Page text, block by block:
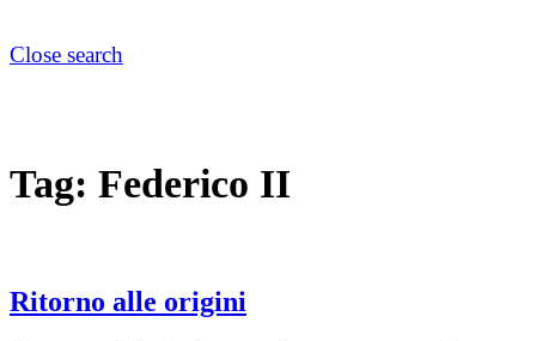
Close search
Tag: Federico II
Ritorno alle origini